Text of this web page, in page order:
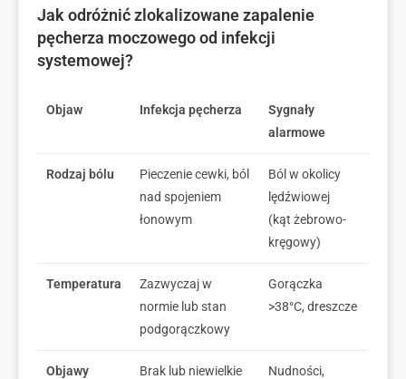
Jak odróżnić zlokalizowane zapalenie
pęcherza moczowego od infekcji
systemowej?
Objaw Infekcja pęcherza
Sygnały
alarmowe
Rodzaj bólu
Pieczenie cewki, ból
nad spojeniem
łonowym
Ból w okolicy
lędźwiowej
(kąt żebrowo-
kręgowy)
Temperatura
Zazwyczaj w
normie lub stan
podgorączkowy
Gorączka
>38°C, dreszcze
Objawy
Brak lub niewielkie
Nudności,